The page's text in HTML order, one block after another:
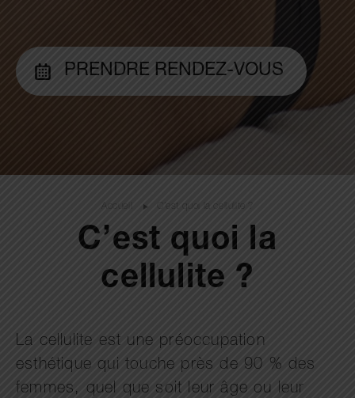
PRENDRE RENDEZ-VOUS
Accueil C’est quoi la cellulite ?
C’est quoi la
cellulite ?
La cellulite est une préoccupation
esthétique qui touche près de 90 % des
femmes, quel que soit leur âge ou leur